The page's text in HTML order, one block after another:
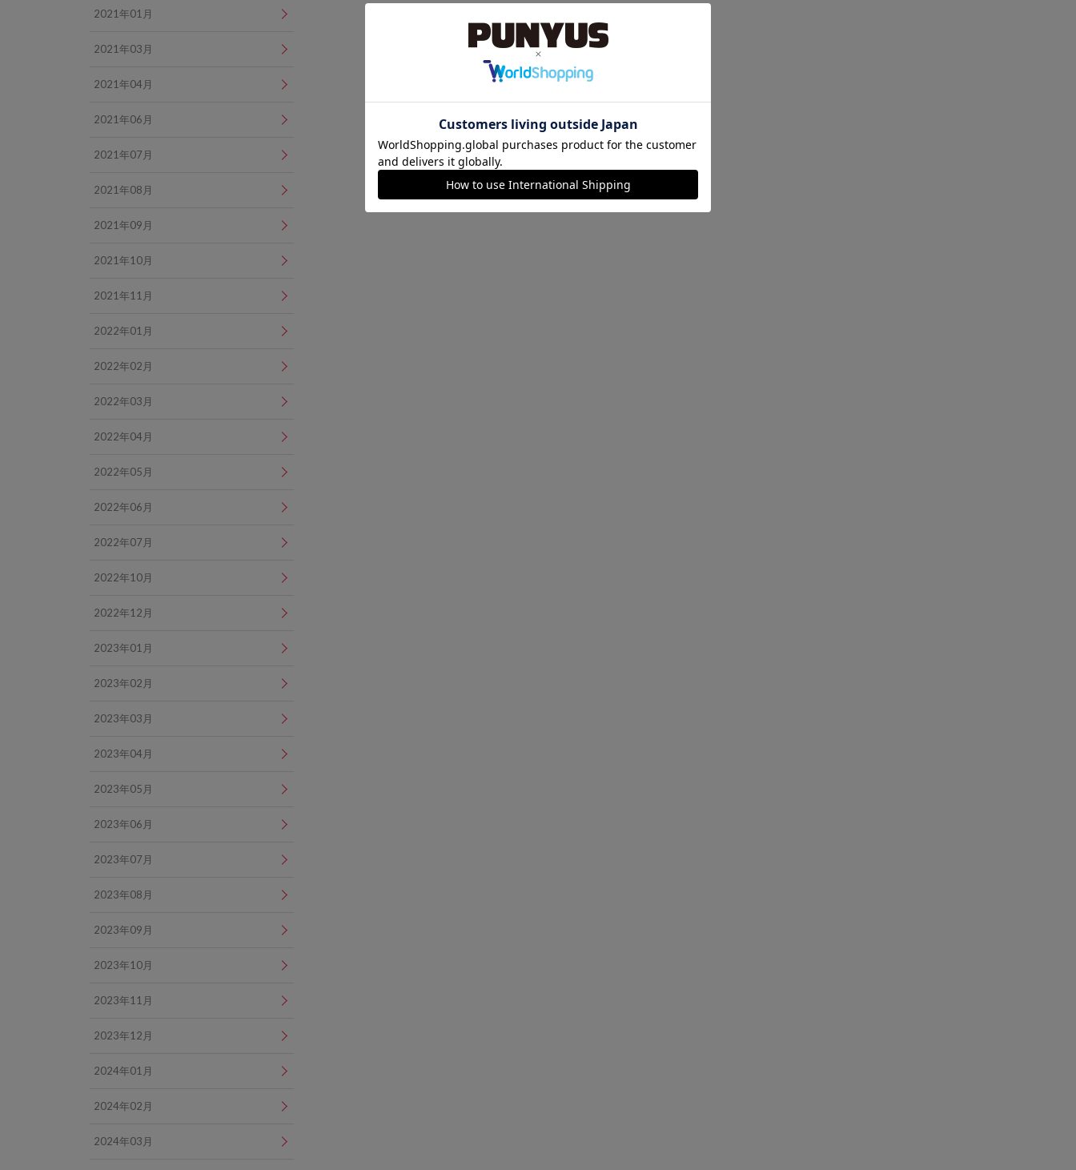
2021年01月
2021年03月
2021年04月
2021年06月
2021年07月
2021年08月
2021年09月
2021年10月
2021年11月
2022年01月
2022年02月
2022年03月
2022年04月
2022年05月
2022年06月
2022年07月
2022年10月
2022年12月
2023年01月
2023年02月
2023年03月
2023年04月
2023年05月
2023年06月
2023年07月
2023年08月
2023年09月
2023年10月
2023年11月
2023年12月
2024年01月
2024年02月
2024年03月